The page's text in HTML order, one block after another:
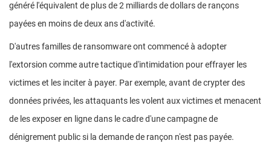
généré l'équivalent de plus de 2 milliards de dollars de rançons
payées en moins de deux ans d'activité.
D'autres familles de ransomware ont commencé à adopter
l'extorsion comme autre tactique d'intimidation pour effrayer les
victimes et les inciter à payer. Par exemple, avant de crypter des
données privées, les attaquants les volent aux victimes et menacent
de les exposer en ligne dans le cadre d'une campagne de
dénigrement public si la demande de rançon n'est pas payée.